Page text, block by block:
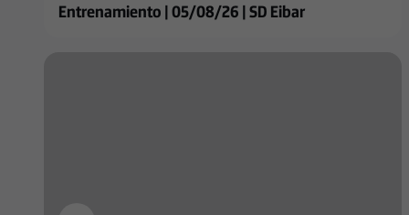
Entrenamiento | 05/08/26 | SD Eibar